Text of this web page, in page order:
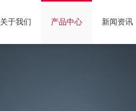
关于我们 产品中心 新闻资讯